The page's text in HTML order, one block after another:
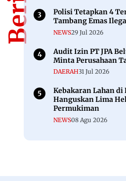
Polisi Tetapkan 4
Tambang Emas
NEWS29 Jul 2026
Audit Izin PT JPA
Minta Perusahaan
DAERAH31 Jul 2026
Kebakaran Lahan di
Hanguskan Lima
Permukiman
NEWS08 Agu 2026